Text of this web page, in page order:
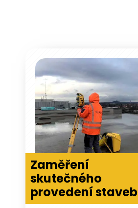
Zaměření
skutečného
provedení staveb